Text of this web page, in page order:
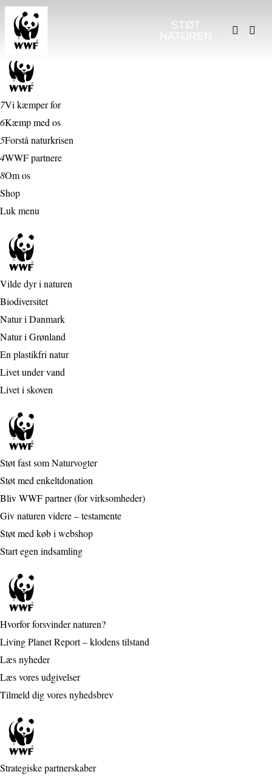
7Vi kæmper for
6Kæmp med os
5Forstå naturkrisen
4WWF partnere
8Om os
Shop
Luk menu
Vilde dyr i naturen
Biodiversitet
Natur i Danmark
Natur i Grønland
En plastikfri natur
Livet under vand
Livet i skoven
Støt fast som Naturvogter
Støt med enkeltdonation
Bliv WWF partner (for virksomheder)
Giv naturen videre – testamente
Støt med køb i webshop
Start egen indsamling
Hvorfor forsvinder naturen?
Living Planet Report – klodens tilstand
Læs nyheder
Læs vores udgivelser
Tilmeld dig vores nyhedsbrev
Strategiske partnerskaber
STØT
NATUREN